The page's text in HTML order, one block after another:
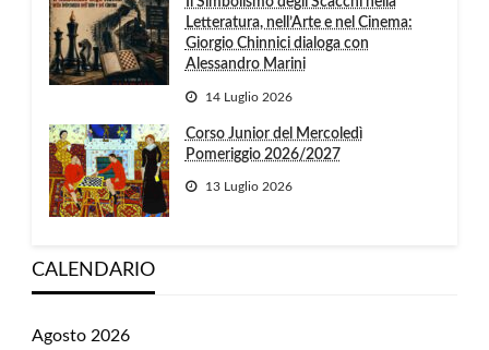
Letteratura, nell’Arte e nel Cinema:
Giorgio Chinnici dialoga con
Alessandro Marini
14 Luglio 2026
Corso Junior del Mercoledì
Pomeriggio 2026/2027
13 Luglio 2026
CALENDARIO
Agosto 2026